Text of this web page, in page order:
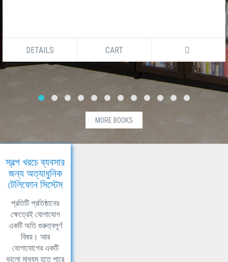
DETAILS CART
MORE BOOKS
স্বল্প খরচে ব্যবসার
জন্য অত্যাধুনিক
টেলিফোন সিস্টেম
প্রতিটি প্রতিষ্ঠানের
ক্ষেত্রেই যোগাযোগ
একটি অতি গুরুত্বপূর্ণ
বিষয়। আর
যোগাযোগের একটি
ভালো মাধ্যম হতে পারে